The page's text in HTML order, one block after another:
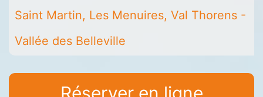
Belleville
Saint
Saint Martin, Les Menuires, Val Thorens -
Vallée des Belleville